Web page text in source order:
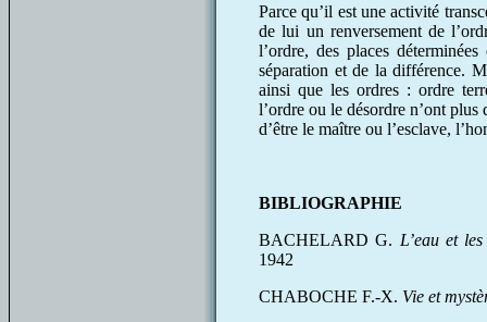
Parce qu’il est une activité
de lui un renversement de
l’ordre, des places
séparation et de la différence.
ainsi que les ordres : ordre
l’ordre ou le désordre n’ont
d’être le maître ou l’esclave,
BIBLIOGRAPHIE
BACHELARD G. L’eau et
1942
CHABOCHE F.-X. Vie et